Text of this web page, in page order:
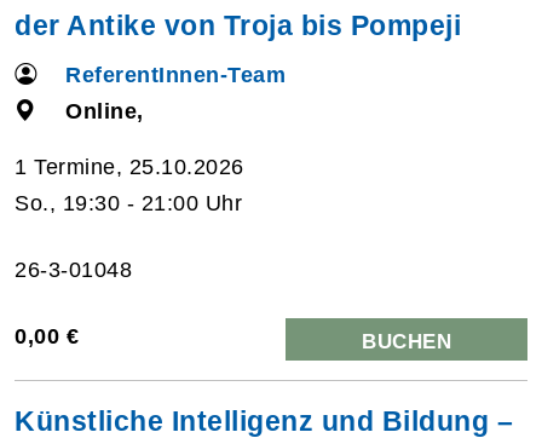
der Antike von Troja bis Pompeji
ReferentInnen-Team
Online,
1 Termine, 25.10.2026
So., 19:30 - 21:00 Uhr
26-3-01048
0,00 € BUCHEN
Künstliche Intelligenz und Bildung –